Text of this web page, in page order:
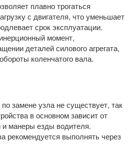
плавно трогаться
с двигателя, что уменьшает
срок эксплуатации.
момент,
деталей силового агрегата,
коленчатого вала.
замене узла не существует, так
в основном зависит от
и манеры езды водителя.
рекомендуется выполнять через